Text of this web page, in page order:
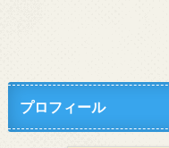
プロフィール